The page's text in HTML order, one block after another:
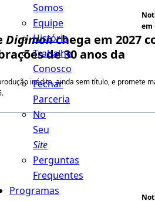
Somos
Equipe
História
Trabalhe
Conosco
Fechar
Parceria
No
Seu
Site
Perguntas
Frequentes
Programas
em
Digimonchega em 2027
de 30 anos da
inédita, ainda sem título, e promete